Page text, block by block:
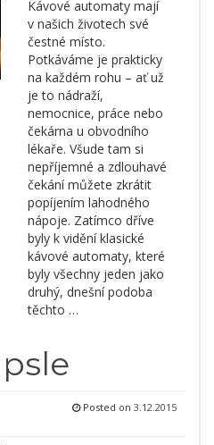
Kávové automaty mají
v našich životech své
čestné místo.
Potkáváme je prakticky
na každém rohu – ať už
je to nádraží,
nemocnice, práce nebo
čekárna u obvodního
lékaře. Všude tam si
nepříjemné a zdlouhavé
čekání můžete zkrátit
popíjením lahodného
nápoje. Zatímco dříve
byly k vidění klasické
kávové automaty, které
byly všechny jeden jako
druhý, dnešní podoba
těchto …
Posted on 3.12.2015